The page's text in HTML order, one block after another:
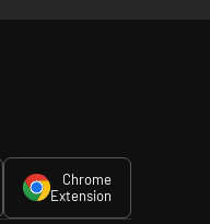
Chrome
Extension